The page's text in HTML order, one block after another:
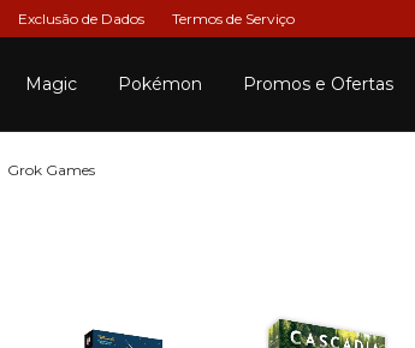
Exclusão de Dados Termos de Serviço
Magic Pokémon Promos e Ofertas
Grok Games